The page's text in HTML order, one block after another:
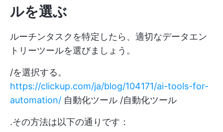
ルを選ぶ
ルーチンタスクを特定したら、適切なデータエン
トリーツールを選びましょう。
/を選択する。
https://clickup.com/ja/blog/104171/ai-tools-for-
automation/ 自動化ツール /自動化ツール
.その方法は以下の通りです：